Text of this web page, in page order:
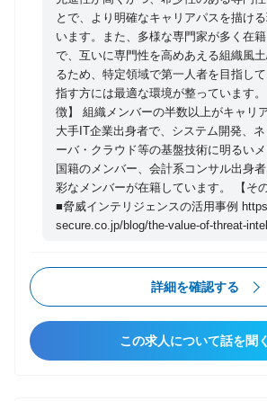
ンス領域におけるセキュリティコンサ
て、各種インテリジェンス情報を活
を取り巻く外部脅威の可視化・分析
ーティング、推奨対策の立案等の活
クベースアプローチでのセキュリテ
援します。プロアクティブなリスク
ともに、お客様のビジネス安定化に
きます。 【具体的な職務内容】 本ポジションでは、
脅威インテリジェンス領域のセキュ
ントとして、お客様を取り巻く脅威情
析、被害事例、各種規制・ガイドラ
威インテリジェンスを活用したセキ
支援を実施します。 具体的には以下
活動を実施します。 ◆脅威インテリジェンスに関する
セキュリティコンサルタント ・脅威
導入に係る要件定義・企画・提案 ・
とで、より明確なキャリアパスを描け
います。また、多様な専門家が多く在
で、互いに専門性を高めあえる組織風
るため、特定領域で第一人者を目指し
指す方には最適な環境が整っています
徴】 組織メンバーの半数以上がキャリ
大手IT企業出身者で、システム開発、
ーバ・クラウド等の基盤技術に明るい
国籍のメンバー、会計系コンサル出身
彩なメンバーが在籍しています。 【そ
■脅威インテリジェンスの活用事例
secure.co.jp/blog/the-value-of-threat-
詳細を確認する
この求人について話を聞く